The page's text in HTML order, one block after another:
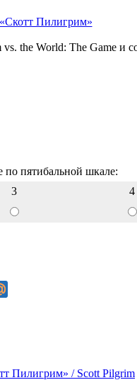
the World: The Game
по пятибальной шкале:
3 4
Пилигрим» / Scott Pilgrim